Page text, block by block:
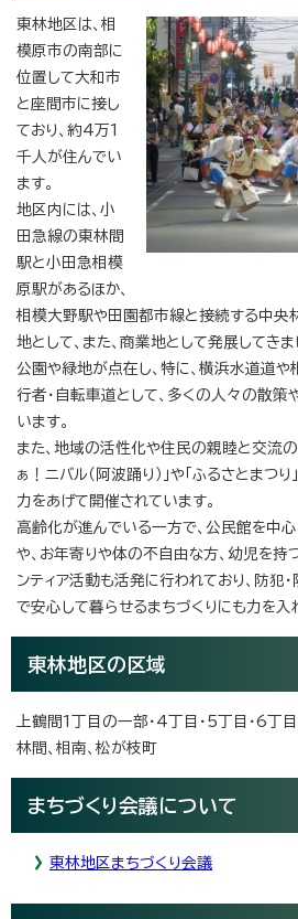
東林地区は、相
模原市の南部に
位置して大和市
と座間市に接し
ており、約4万1
千人が住んでい
ます。
地区内には、小
田急線の東林間
駅と小田急相模
原駅があるほか、
相模大野駅や田園都市線と接続する中央
地として、また、商業地として発展してきま
公園や緑地が点在し、特に、横浜水道道や
行者・自転車道として、多くの人々の散策
います。
また、地域の活性化や住民の親睦と交流の
ぁ！ニバル（阿波踊り）」や「ふるさとまつ
力をあげて開催されています。
高齢化が進んでいる一方で、公民館を中心
や、お年寄りや体の不自由な方、幼児を持
ンティア活動も活発に行われており、防犯
で安心して暮らせるまちづくりにも力を入
東林地区の区域
上鶴間1丁目の一部・4丁目・5丁目・6丁
林間、相南、松が枝町
まちづくり会議について
東林地区まちづくり会議